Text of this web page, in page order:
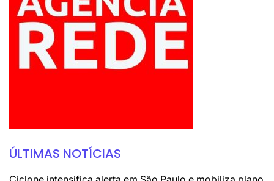
ÚLTIMAS NOTÍCIAS